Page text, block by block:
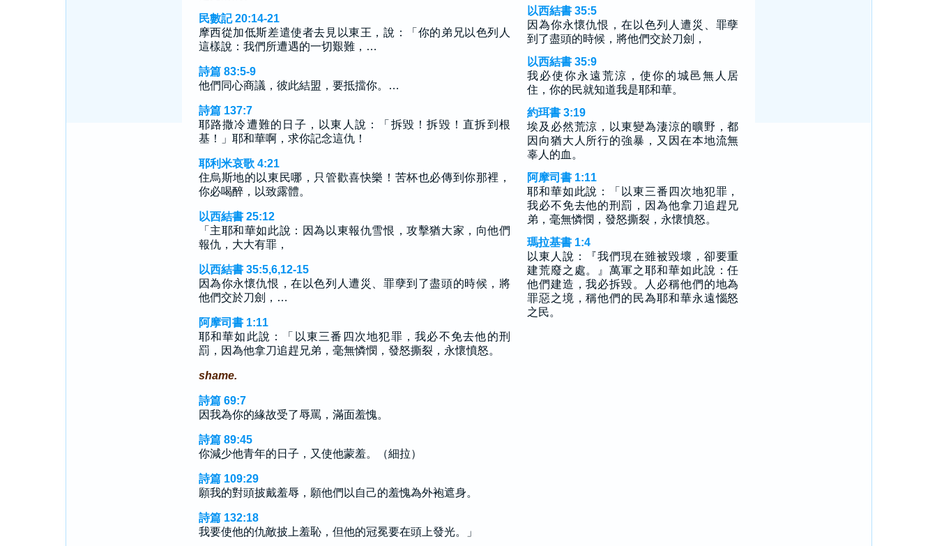
民數記 20:14-21
摩西從加低斯差遣使者去見以東王，說：「你的弟兄以色列人
這樣說：我們所遭遇的一切艱難，…
詩篇 83:5-9
他們同心商議，彼此結盟，要抵擋你。…
詩篇 137:7
耶路撒冷遭難的日子，以東人說：「拆毀！拆毀！直拆到根
基！」耶和華啊，求你記念這仇！
耶利米哀歌 4:21
住烏斯地的以東民哪，只管歡喜快樂！苦杯也必傳到你那裡，
你必喝醉，以致露體。
以西結書 25:12
「主耶和華如此說：因為以東報仇雪恨，攻擊猶大家，向他們
報仇，大大有罪，
以西結書 35:5,6,12-15
因為你永懷仇恨，在以色列人遭災、罪孽到了盡頭的時候，將
他們交於刀劍，…
阿摩司書 1:11
耶和華如此說：「以東三番四次地犯罪，我必不免去他的刑
罰，因為他拿刀追趕兄弟，毫無憐憫，發怒撕裂，永懷憤怒。
shame.
詩篇 69:7
因我為你的緣故受了辱罵，滿面羞愧。
詩篇 89:45
你減少他青年的日子，又使他蒙羞。（細拉）
詩篇 109:29
願我的對頭披戴羞辱，願他們以自己的羞愧為外袍遮身。
詩篇 132:18
我要使他的仇敵披上羞恥，但他的冠冕要在頭上發光。」
以西結書 35:5
因為你永懷仇恨，在以色列人遭災、罪孽
到了盡頭的時候，將他們交於刀劍，
以西結書 35:9
我必使你永遠荒涼，使你的城邑無人居
住，你的民就知道我是耶和華。
約珥書 3:19
埃及必然荒涼，以東變為淒涼的曠野，都
因向猶大人所行的強暴，又因在本地流無
辜人的血。
阿摩司書 1:11
耶和華如此說：「以東三番四次地犯罪，
我必不免去他的刑罰，因為他拿刀追趕兄
弟，毫無憐憫，發怒撕裂，永懷憤怒。
瑪拉基書 1:4
以東人說：『我們現在雖被毀壞，卻要重
建荒廢之處。』萬軍之耶和華如此說：任
他們建造，我必拆毀。人必稱他們的地為
罪惡之境，稱他們的民為耶和華永遠惱怒
之民。